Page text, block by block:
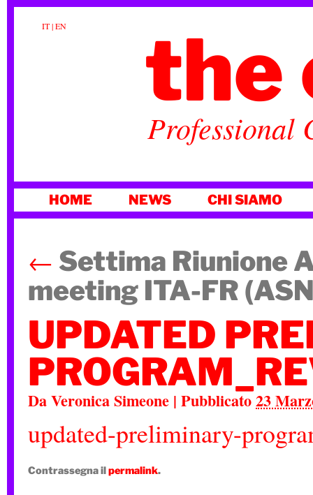
IT|EN the
Professional
AL
HOME NEWS CHI SIAMO
← Settima Riunione
meeting ITA-FR
UPDATED
DaVeronica Simeone | Pubblicato23
updated-preliminary-
Contrassegna ilpermalink.